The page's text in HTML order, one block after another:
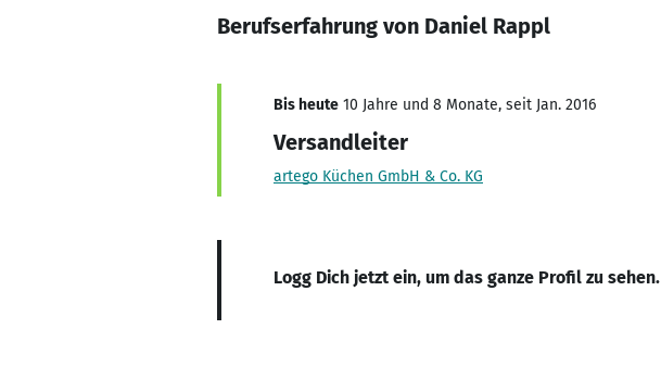
Berufserfahrung von Daniel Rappl
Bis heute 10 Jahre und 8 Monate, seit Jan. 2016
Versandleiter
artego Küchen GmbH & Co. KG
Logg Dich jetzt ein, um das ganze Profil zu sehen.